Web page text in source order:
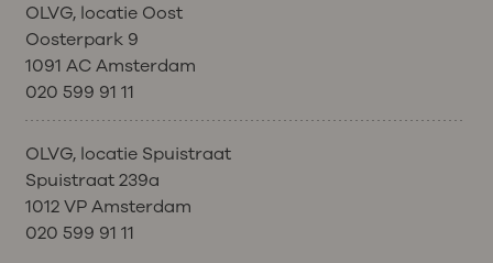
OLVG, locatie Oost
Oosterpark 9
1091 AC Amsterdam
020 599 91 11
OLVG, locatie Spuistraat
Spuistraat 239a
1012 VP Amsterdam
020 599 91 11